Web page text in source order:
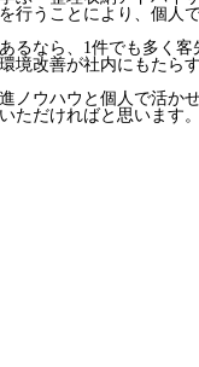
行うことにより、個人
るなら、1件でも多く
境改善が社内にもたら
ノウハウと個人で活か
ただければと思います。